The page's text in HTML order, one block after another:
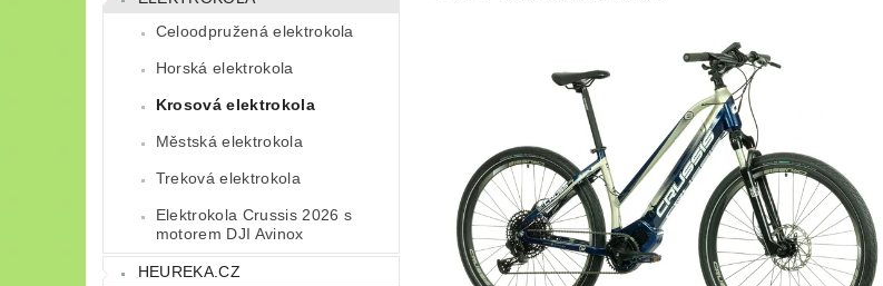
Celoodpružená elektrokola
Horská elektrokola
Krosová elektrokola
Městská elektrokola
Treková elektrokola
Elektrokola Crussis 2026 s
motorem DJI Avinox
HEUREKA.CZ